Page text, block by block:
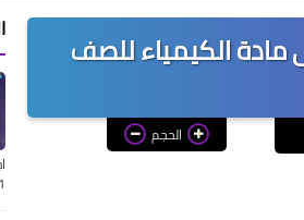
فى مادة الكيمياء للصف
الحجم